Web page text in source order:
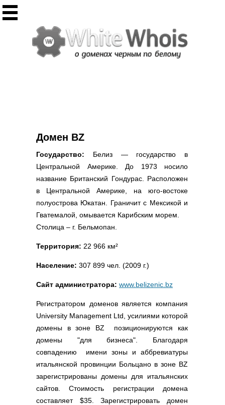
Инструменты
Массовый Whois
Регистрация домена
CHMOD калькулятор
Полезное
Новости о доменах
Статьи о доменах
FAQ по доменам
Полезные ссылки
Словари и списки
Домен BZ
Государство: Белиз — государство в
Центральной Америке. До 1973 носило
название Британский Гондурас. Расположен
в Центральной Америке, на юго-востоке
полуострова Юкатан. Граничит с Мексикой и
Гватемалой, омывается Карибским морем.
Столица – г. Бельмопан.
Территория: 22 966 км²
Население: 307 899 чел. (2009 г.)
Сайт администратора: www.belizenic.bz
Регистратором доменов является компания
University Management Ltd, усилиями которой
домены в зоне BZ позиционируются как
домены "для бизнеса". Благодаря
совпадению имени зоны и аббревиатуры
итальянской провинции Больцано в зоне BZ
зарегистрированы домены для итальянских
сайтов. Стоимость регистрации домена
составляет $35. Зарегистрировать домен